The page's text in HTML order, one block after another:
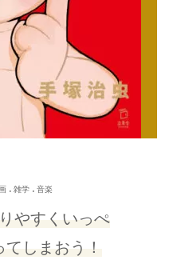
. 雑学 . 音楽
やすくいっぺ
しまおう！